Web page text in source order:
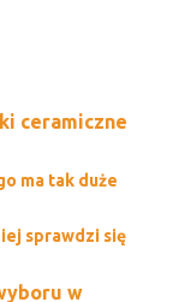
ceramiczne
ma tak duże
sprawdzi się
w